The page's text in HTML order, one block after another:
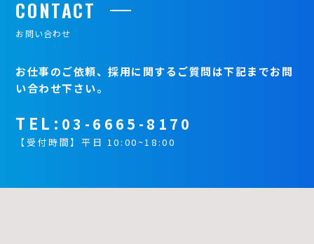
CONTACT
お問い合わせ
お仕事のご依頼、採用に関するご質問は下記までお問
い合わせ下さい。
TEL: 03-6665-8170
【受付時間】平日 10:00~18:00